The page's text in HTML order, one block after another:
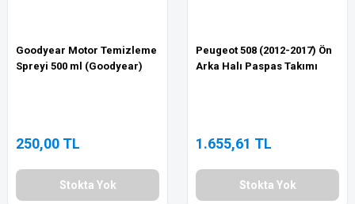
Goodyear Motor Temizleme
Spreyi 500 ml (Goodyear)
250,00 TL
Stokta Yok
Peugeot 508 (2012-2017) Ön
Arka Halı Paspas Takımı
1.655,61 TL
Stokta Yok